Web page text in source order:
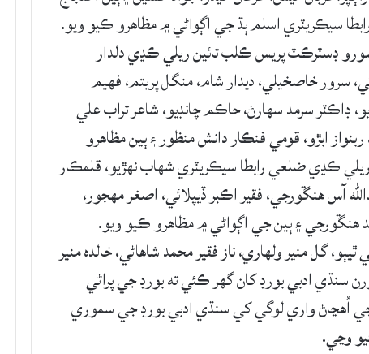
سيڪريٽري اسلم ٻڌ جي اڳواڻي ۾ مظاهرو ڪيو ويو.
ڊسٽرڪٽ پريس ڪلب تائين ريلي ڪڍي دلدار
سرور خاصخيلي، ديدار شام، منگل پريتم، فھيم
ڊاڪٽر سرمد سهارڻ، حاڪم چانڊيو، شاعر تراب علي
ابڙو، قومي فنڪار دانش منظور ۽ ٻين مظاهرو
ڪڍي ضلعي رابطا سيڪريٽري شهاب نهڙيو، قلمڪار
آس هنڱورجي، فقير اڪبر ڏيپلائي، اصغر مهجور،
هنڱورجي ۽ ٻين جي اڳواڻي ۾ مظاهرو ڪيو ويو.
گل منير ولھاري، ناز فقير محمد شاھاڻي، خالدہ منير
سنڌي ادبي بورڊ کان گهر ڪئي ته بورڊ جي پراڻي
اُهڃاڻ واري لوگي کي سنڌي ادبي بورڊ جي سموري
وڃي.